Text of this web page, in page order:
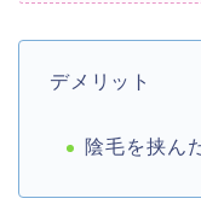
デメリット
陰毛を挟ん